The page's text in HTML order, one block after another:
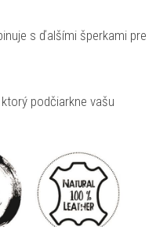
s ďalšími šperkami pre
podčiarkne vašu